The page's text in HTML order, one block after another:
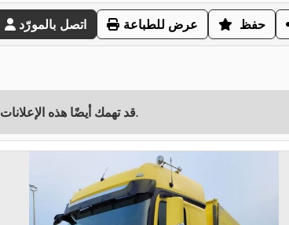
اتصل بالمورّد عرض للطباعة حفظ
قد تهمك أيضًا هذه الإعلانات.